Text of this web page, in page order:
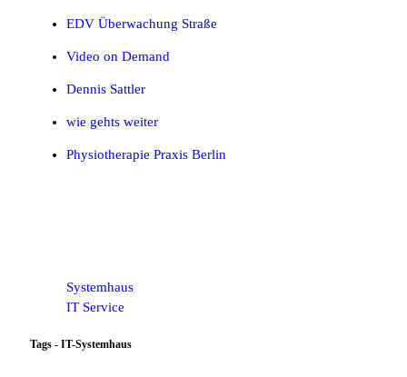
EDV Überwachung Straße
Video on Demand
Dennis Sattler
wie gehts weiter
Physiotherapie Praxis Berlin
Systemhaus
IT Service
Tags - IT-Systemhaus